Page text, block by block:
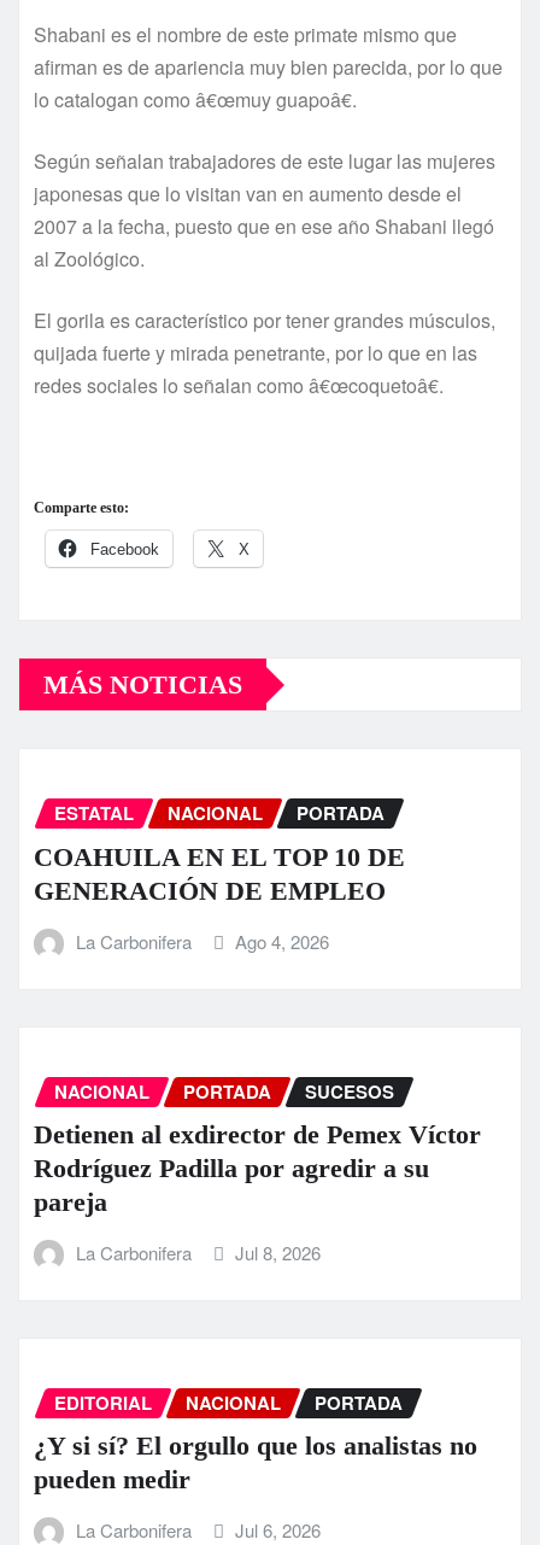
Shabani es el nombre de este primate mismo que
afirman es de apariencia muy bien parecida, por lo que
lo catalogan como â€œmuy guapoâ€.
Según señalan trabajadores de este lugar las mujeres
japonesas que lo visitan van en aumento desde el
2007 a la fecha, puesto que en ese año Shabani llegó
al Zoológico.
El gorila es caracterí­stico por tener grandes músculos,
quijada fuerte y mirada penetrante, por lo que en las
redes sociales lo señalan como â€œcoquetoâ€.
Comparte esto:
Facebook X
MÁS NOTICIAS
ESTATAL NACIONAL PORTADA
COAHUILA EN EL TOP 10 DE
GENERACIÓN DE EMPLEO
La Carbonifera Ago 4, 2026
NACIONAL PORTADA SUCESOS
Detienen al exdirector de Pemex Víctor
Rodríguez Padilla por agredir a su
pareja
La Carbonifera Jul 8, 2026
EDITORIAL NACIONAL PORTADA
¿Y si sí? El orgullo que los analistas no
pueden medir
La Carbonifera Jul 6, 2026